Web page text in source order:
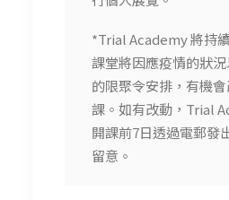
*Trial Academy 將持
課堂將因應疫情的狀
的限聚令安排，有機
課。如有改動，Trial
開課前7日透過電郵發
留意。